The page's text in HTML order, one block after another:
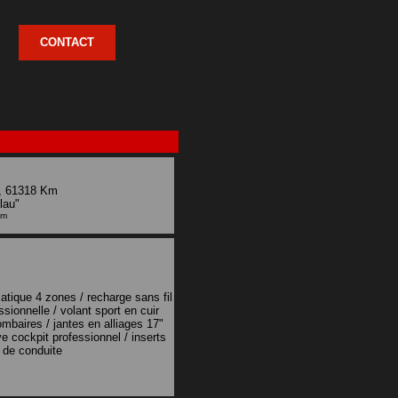
CONTACT
61318 Km
4 zones / recharge sans fil
/ volant sport en cuir
/ jantes en alliages 17"
cockpit professionnel / inserts
conduite